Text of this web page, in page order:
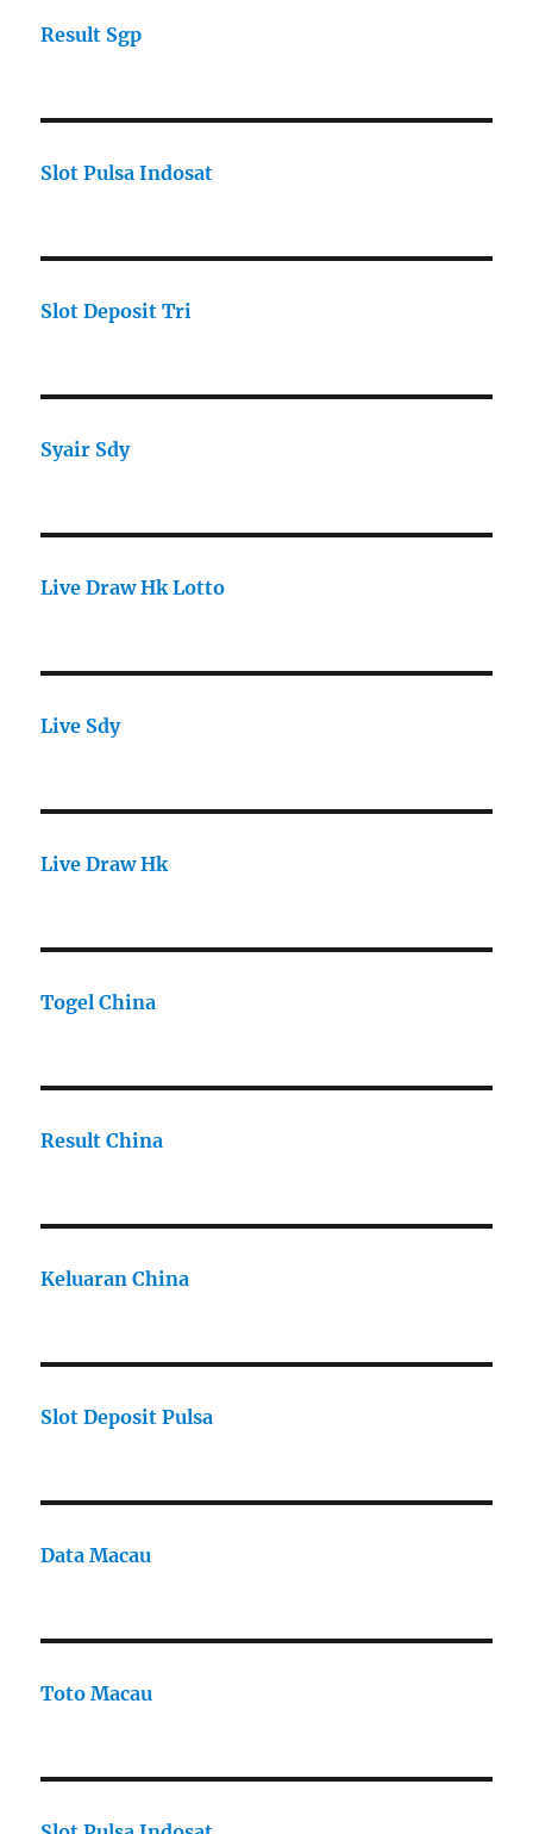
Result Sgp
Slot Pulsa Indosat
Slot Deposit Tri
Syair Sdy
Live Draw Hk Lotto
Live Sdy
Live Draw Hk
Togel China
Result China
Keluaran China
Slot Deposit Pulsa
Data Macau
Toto Macau